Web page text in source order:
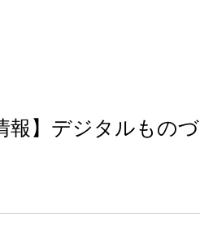
報】デジタルもの